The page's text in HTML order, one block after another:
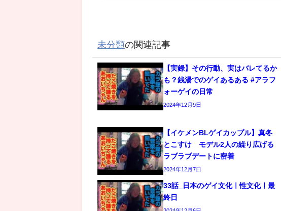
未分類の関連記事
【実録】その行動、実はバレてるか
も？銭湯でのゲイあるある #アラフ
ォーゲイの日常
2024年12月9日
【イケメンBLゲイカップル】真冬
とこすけ モデル2人の繰り広げる
ラブラブデートに密着
2024年12月7日
33話_日本のゲイ文化ㅣ性文化ㅣ最
終日